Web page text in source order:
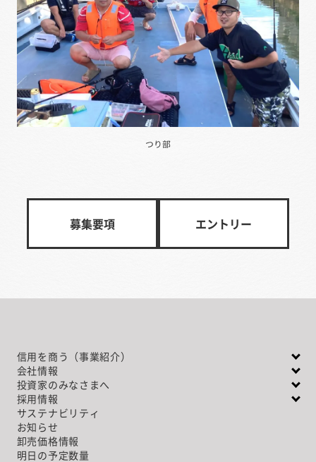
つり部
募集要項 エントリー
信用を商う（事業紹介）
会社情報
投資家のみなさまへ
採用情報
サステナビリティ
お知らせ
卸売価格情報
明日の予定数量